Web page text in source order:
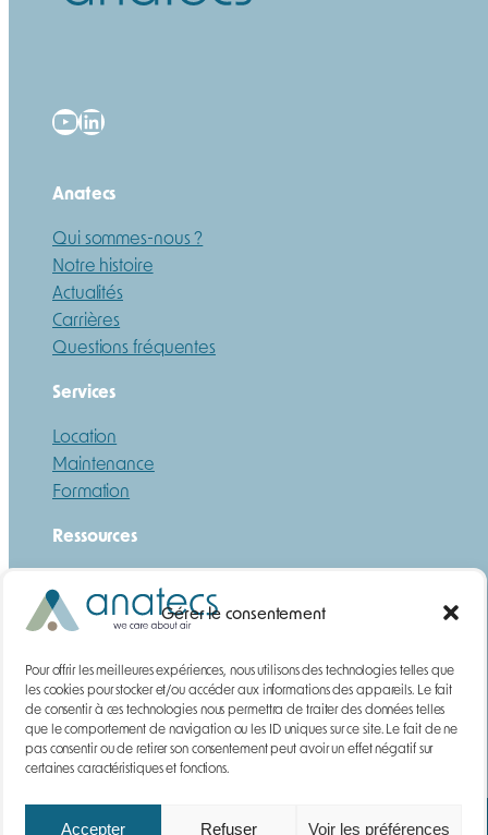
Gérer le consentement
Pour offrir les meilleures expériences, nous utilisons des technologies telles que
les cookies pour stocker et/ou accéder aux informations des appareils. Le fait
de consentir à ces technologies nous permettra de traiter des données telles
que le comportement de navigation ou les ID uniques sur ce site. Le fait de ne
pas consentir ou de retirer son consentement peut avoir un effet négatif sur
certaines caractéristiques et fonctions.
Accepter Refuser Voir les préférences
YouTube
LinkedIn
Anatecs
Qui sommes-nous ?
Notre histoire
Actualités
Carrières
Questions fréquentes
Services
Location
Maintenance
Formation
Ressources
Téléchargements
Gaz
Poussières
Contact
Mentions légales Paiements | Livraison | CGV